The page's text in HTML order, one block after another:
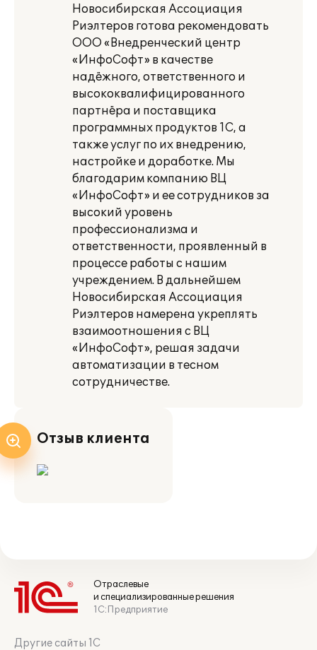
Новосибирская Ассоциация
Риэлтеров готова рекомендовать
ООО «Внедренческий центр
«ИнфоСофт» в качестве
надёжного, ответственного и
высококвалифицированного
партнёра и поставщика
программных продуктов 1С, а
также услуг по их внедрению,
настройке и доработке. Мы
благодарим компанию ВЦ
«ИнфоСофт» и ее сотрудников за
высокий уровень
профессионализма и
ответственности, проявленный в
процессе работы с нашим
учреждением. В дальнейшем
Новосибирская Ассоциация
Риэлтеров намерена укреплять
взаимоотношения с ВЦ
«ИнфоСофт», решая задачи
автоматизации в тесном
сотрудничестве.
Отзыв клиента
Отраслевые
и специализированные решения
1С:Предприятие
Другие сайты 1С